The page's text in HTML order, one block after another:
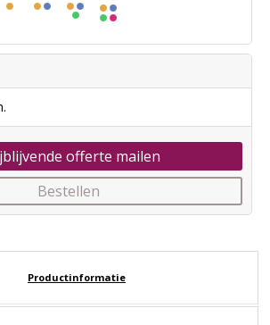
offerte mailen
Bestellen
Productinformatie